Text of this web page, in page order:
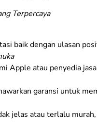
Terpercaya
baik dengan ulasan
Apple atau penyedia
garansi untuk
jelas atau terlalu